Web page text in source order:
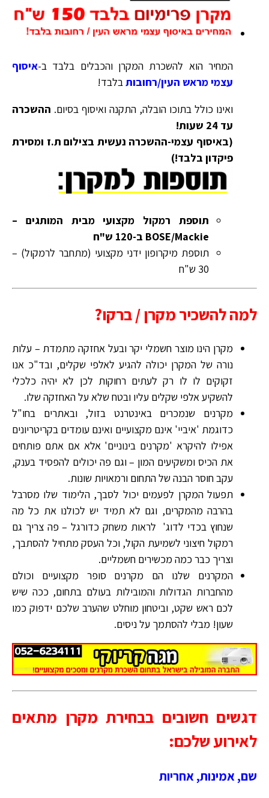
המחיר הוא להשכרת המקרן והכבלים בלבד ב-איסוף
עצמי מראש העין/רחובותבלבד!
ואינו כולל בתוכו הובלה, התקנה ואיסוף בסיום. ההשכרה
עד 24 שעות!
(באיסוף עצמי-ההשכרה נעשית בצילום ת.ז ומסירת
פיקדון בלבד!)
תוספת רמקול מקצועי מבית המותגים –
BOSE/Mackie ב-120 ש"ח
תוספת מיקרופון ידני מקצועי (מתחבר לרמקול) –
30 ש"ח
למה להשכיר מקרן / ברקו?
מקרן הינו מוצר חשמלי יקר ובעל אחזקה מתמדת – עלות
נורה של המקרן יכולה להגיע לאלפי שקלים, ובד"כ אנו
זקוקים לו לו רק לעתים רחוקות לכן לא יהיה כלכלי
להשקיע אלפי שקלים עליו ובטח שלא על האחזקה שלו.
מקרנים שנמכרים באינטרנט בזול, ובאתרים בחו"ל
כדוגמת 'איביי' אינם מקצועיים ואינם עומדים בקריטריונים
אפילו להיקרא 'מקרנים בינוניים' אלא אם אתם פותחים
את הכיס ומשקיעים המון – וגם פה יכולים להפסיד בענק,
עקב חוסר הבנה של התחום ורמאויות שונות.
תפעול המקרן לפעמים יכול לסבך, הלימוד שלו מסרבל
בהרבה מהמקרים, וגם לא תמיד יש לכולנו את כל מה
שנחוץ בכדי לדוג' לראות משחק כדורגל – פה צריך גם
רמקול חיצוני לשמיעת הקול, וכל העסק מתחיל להסתבך,
וצריך כבר כמה מכשירים חשמליים.
המקרנים שלנו הם מקרנים סופר מקצועיים וכולם
מהחברות הגדולות והמובילות בעולם בתחום, ככה שיש
לכם ראש שקט, וביטחון מוחלט שהערב שלכם ידפוק כמו
שעון! מבלי להסתמך על ניסים.
דגשים חשובים בבחירת מקרן מתאים
לאירוע שלכם:
שם, אמינות, אחריות